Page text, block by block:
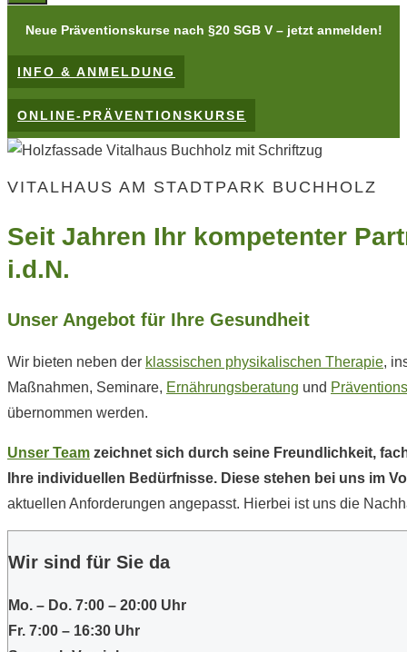
Neue Präventionskurse nach §20 SGB V– jetzt anmelden!
INFO & ANMELDUNG
ONLINE-PRÄVENTIONSKURSE
VITALHAUS AM STADTPARK BUCHHOLZ
Seit Jahren Ihr kompetenter
i.d.N.
Unser Angebot für Ihre Gesundheit
Wir bieten neben der klassischen physikalischen Therapie,
Maßnahmen, Seminare, Ernährungsberatung und
übernommen werden.
Unser Team zeichnet sich durch seine Freundlichkeit,
Ihre individuellen Bedürfnisse. Diese stehen bei uns im
aktuellen Anforderungen angepasst. Hierbei ist uns die
Wir sind für Sie da
Mo. – Do. 7:00 – 20:00 Uhr
Fr. 7:00 – 16:30 Uhr